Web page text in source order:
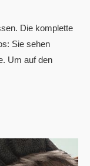
Die komplette
Sie sehen
Um auf den